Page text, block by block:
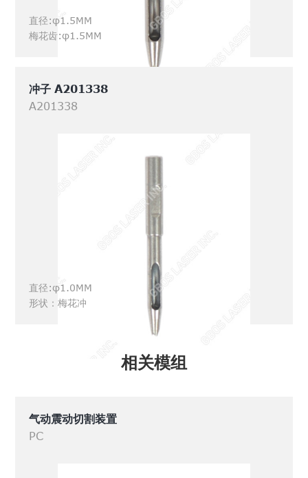
直径:φ1.5MM
梅花齿:φ1.5MM
冲子 A201338
A201338
直径:φ1.0MM
形状：梅花冲
相关模组
气动震动切割装置
PC